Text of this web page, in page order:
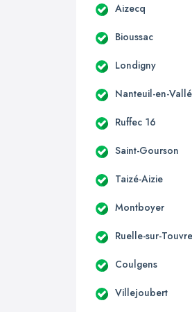
Aizecq
Bioussac
Londigny
Nanteuil-en-
Ruffec 16
Saint-Gourson
Taizé-Aizie
Montboyer
Ruelle-sur-Touvre
Coulgens
Villejoubert